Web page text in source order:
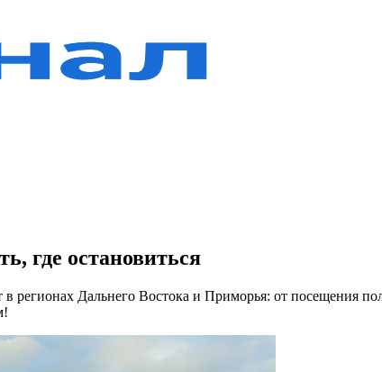
где остановиться
регионах Дальнего Востока и Приморья: от посещения